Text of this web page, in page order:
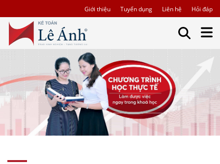
Giới thiệu Tuyển dụng Liên hệ Hỏi đáp